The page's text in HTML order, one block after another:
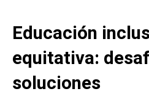
Educación
equitativa:
soluciones